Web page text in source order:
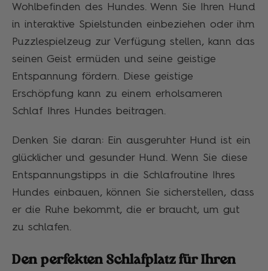
Wohlbefinden des Hundes. Wenn Sie Ihren Hund
in interaktive Spielstunden einbeziehen oder ihm
Puzzlespielzeug zur Verfügung stellen, kann das
seinen Geist ermüden und seine geistige
Entspannung fördern. Diese geistige
Erschöpfung kann zu einem erholsameren
Schlaf Ihres Hundes beitragen.
Denken Sie daran: Ein ausgeruhter Hund ist ein
glücklicher und gesunder Hund. Wenn Sie diese
Entspannungstipps in die Schlafroutine Ihres
Hundes einbauen, können Sie sicherstellen, dass
er die Ruhe bekommt, die er braucht, um gut
zu schlafen.
Den perfekten Schlafplatz für Ihren